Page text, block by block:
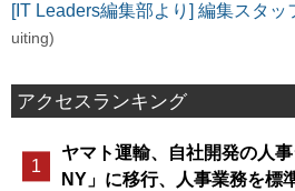
[IT Leaders編集部より] 編集スタッ
uiting)
アクセスランキング
ヤマト運輸、自社開発の人
NY」に移行、人事業務を標